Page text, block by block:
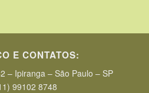
E CONTATOS:
– Ipiranga – São Paulo – SP
99102 8748